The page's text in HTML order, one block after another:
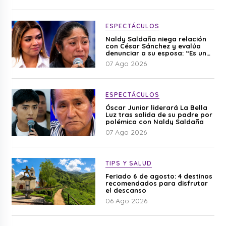
ESPECTÁCULOS
Naldy Saldaña niega relación
con César Sánchez y evalúa
denunciar a su esposa: “Es una
difamación”
07 Ago 2026
ESPECTÁCULOS
Óscar Junior liderará La Bella
Luz tras salida de su padre por
polémica con Naldy Saldaña
07 Ago 2026
TIPS Y SALUD
Feriado 6 de agosto: 4 destinos
recomendados para disfrutar
el descanso
06 Ago 2026